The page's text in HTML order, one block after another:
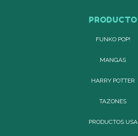
PRODUCTO
FUNKO POP!
MANGAS
HARRY POTTER
TAZONES
PRODUCTOS USA